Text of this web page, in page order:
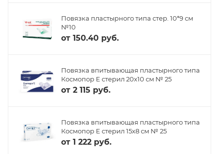
Повязка пластырного типа стер. 10*9 см
№10
от 150.40 руб.
Повязка впитывающая пластырного типа
Космопор Е стерил 20х10 см № 25
от 2 115 руб.
Повязка впитывающая пластырного типа
Космопор Е стерил 15х8 см № 25
от 1 222 руб.